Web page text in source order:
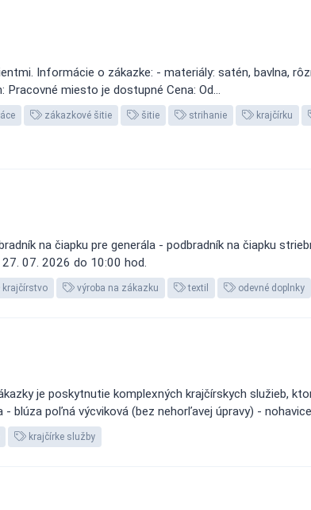
Informácie o zákazke: - materiály: satén, bavlna,
miesto je dostupné Cena: Od...
zákazkové šitie šitie strihanie krajčírku
na čiapku pre generála - podbradník na čiapku
07. 2026 do 10:00 hod.
krajčírstvo výroba na zákazku textil odevné doplnky
je poskytnutie komplexných krajčírskych služieb,
poľná výcviková (bez nehorľavej úpravy) - nohavice
krajčírke služby